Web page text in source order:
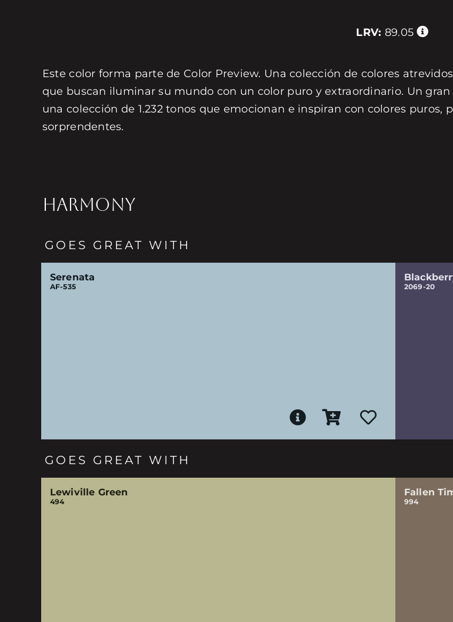
LRV: 89.05
Este color forma parte de Color Preview. Una colección de colores
que buscan iluminar su mundo con un color puro y extraordinario. Un
una colección de 1.232 tonos que emocionan e inspiran con colores
sorprendentes.
HARMONY
GOES GREAT WITH
Serenata
AF-535 2069-20
GOES GREAT WITH
Lewiville Green
494
Fallen
994